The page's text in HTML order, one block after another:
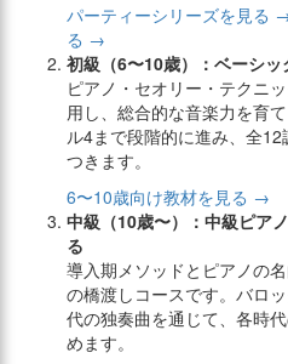
パーティーシリーズを見る
る →
初級（6〜10歳）：ベーシ
ピアノ・セオリー・テクニ
用し、総合的な音楽力を育
ル4まで段階的に進み、全
つきます。
6〜10歳向け教材を見る →
中級（10歳〜）：中級ピア
る
導入期メソッドとピアノの
の橋渡しコースです。バロ
代の独奏曲を通じて、各時
めます。